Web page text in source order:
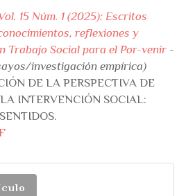
15 Núm. 1 (2025): Escritos
reflexiones y
Trabajo Social para el Por-venir -
investigación empírica)
DE LA PERSPECTIVA DE
INTERVENCIÓN SOCIAL: